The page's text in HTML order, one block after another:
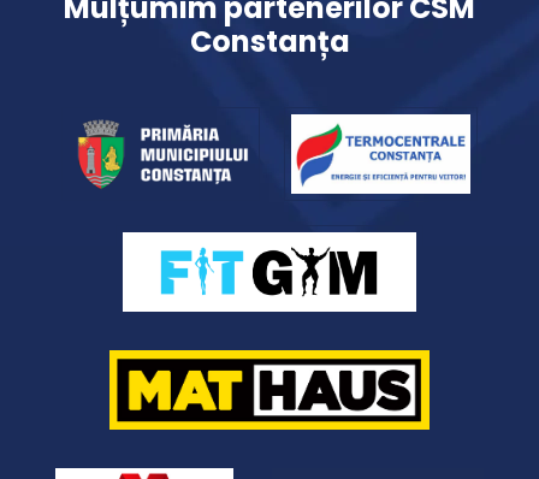
Mulțumim partenerilor CSM
Constanța